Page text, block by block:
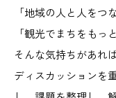
「地域の人と人をつ
「観光でまちをもっ
そんな気持ちがあれ
ディスカッションを